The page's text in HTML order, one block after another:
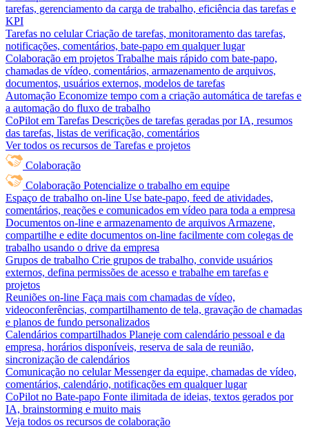
tarefas, gerenciamento da carga de trabalho, eficiência das tarefas e
KPI
Tarefas no celular Criação de tarefas, monitoramento das tarefas,
notificações, comentários, bate-papo em qualquer lugar
Colaboração em projetos Trabalhe mais rápido com bate-papo,
chamadas de vídeo, comentários, armazenamento de arquivos,
documentos, usuários externos, modelos de tarefas
Automação Economize tempo com a criação automática de tarefas e
a automação do fluxo de trabalho
CoPilot em Tarefas Descrições de tarefas geradas por IA, resumos
das tarefas, listas de verificação, comentários
Ver todos os recursos de Tarefas e projetos
Colaboração
Colaboração Potencialize o trabalho em equipe
Espaço de trabalho on-line Use bate-papo, feed de atividades,
comentários, reações e comunicados em vídeo para toda a empresa
Documentos on-line e armazenamento de arquivos Armazene,
compartilhe e edite documentos on-line facilmente com colegas de
trabalho usando o drive da empresa
Grupos de trabalho Crie grupos de trabalho, convide usuários
externos, defina permissões de acesso e trabalhe em tarefas e
projetos
Reuniões on-line Faça mais com chamadas de vídeo,
videoconferências, compartilhamento de tela, gravação de chamadas
e planos de fundo personalizados
Calendários compartilhados Planeje com calendário pessoal e da
empresa, horários disponíveis, reserva de sala de reunião,
sincronização de calendários
Comunicação no celular Messenger da equipe, chamadas de vídeo,
comentários, calendário, notificações em qualquer lugar
CoPilot no Bate-papo Fonte ilimitada de ideias, textos gerados por
IA, brainstorming e muito mais
Veja todos os recursos de colaboração